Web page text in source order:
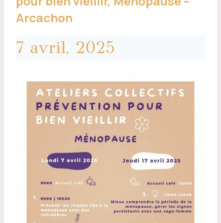
Arcachon
7 avril, 2025